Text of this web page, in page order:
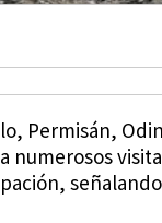
Permisán,
numerosos